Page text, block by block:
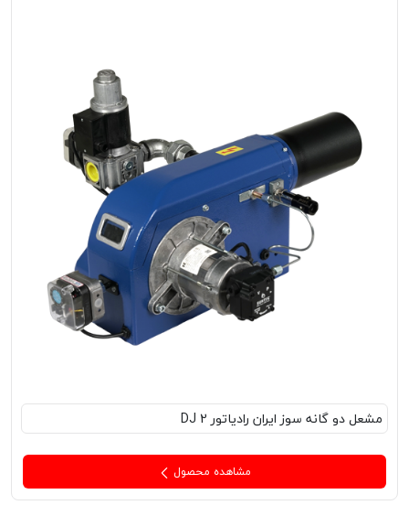
مشعل‌ دو گانه سوز ایران رادیاتور DJ 2
مشاهده محصول